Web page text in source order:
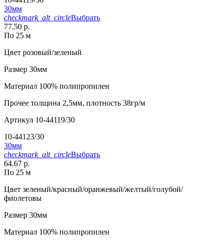
30мм
checkmark_alt_circleВыбрать
77.50 р.
По 25 м
Цвет розовый/зеленый
Размер 30мм
Материал 100% полипропилен
Прочее толщина 2,5мм, плотность 38гр/м
Артикул 10-44119/30
10-44123/30
30мм
checkmark_alt_circleВыбрать
64.67 р.
По 25 м
Цвет зеленый/красный/оранжевый/желтый/голубой/
фиолетовы
Размер 30мм
Материал 100% полипропилен